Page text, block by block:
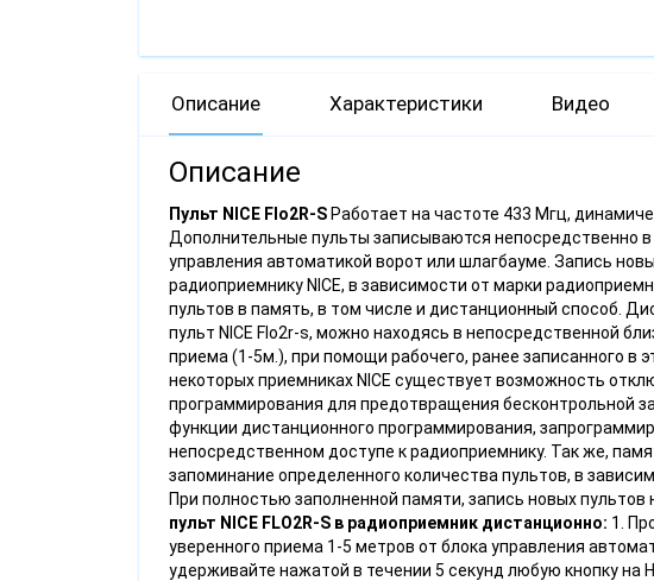
Описание Характеристики Видео
Описание
Пульт NICE Flo2R-S Работает на частоте 433 Мгц,
Дополнительные пульты записываются непосредственно
управления автоматикой ворот или шлагбауме. Запись
радиоприемнику NICE, в зависимости от марки
пультов в память, в том числе и дистанционный способ.
пульт NICE Flo2r-s, можно находясь в непосредственной
приема (1-5м.), при помощи рабочего, ранее записанного в
некоторых приемниках NICE существует возможность
программирования для предотвращения бесконтрольной
функции дистанционного программирования,
непосредственном доступе к радиоприемнику. Так же,
запоминание определенного количества пультов, в
При полностью заполненной памяти, запись новых пультов
пульт NICE FLO2R-S в радиоприемник дистанционно: 1.
уверенного приема 1-5 метров от блока управления
удерживайте нажатой в течении 5 секунд любую кнопку на